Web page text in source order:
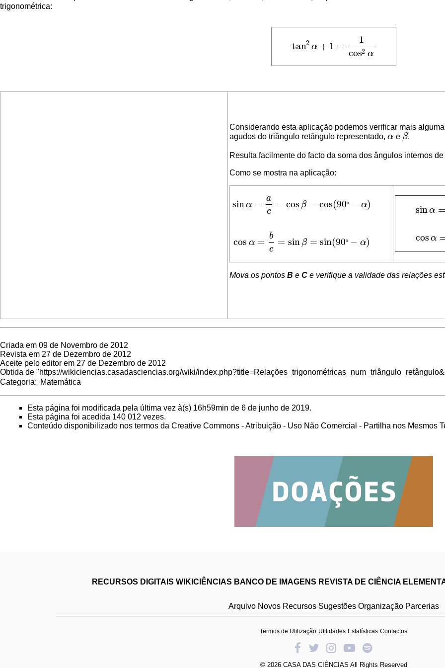
trigonométrica:
tan2 α + 1 =
1
cos2 α
tan2 α+ 1=1cos2α
Considerando esta aplicação podemos verificar mais
agudos dotriângulo retângulo representado,α
α e β
β.
Resulta facilmente do facto da soma dosângulos internos de
Como se mostra na aplicação:
sinα =
a
c
= cos β = cos(90º − α)
sin α= ac=cosβ= cos(90º− α)
cos α =
b
c
= sin β = sin(90º − α)
cosα= bc= sinβ=sin(90º− α)
sinα =
sinα
cos α
cos
Mova os pontosB eC e verifique a validade das relações
Criada em 09 de Novembro de 2012
Revista em 27 de Dezembro de 2012
Aceite pelo editor em 27 de Dezembro de 2012
Obtida de "https://wikiciencias.casadasciencias.org/wiki/
Categoria: Matemática
Esta página foi modificada pela última vez à(s) 16h59min de 6 de junho de 2019.
Esta página foi acedida 140 012 vezes.
Conteúdo disponibilizado nos termos da Creative Commons - Atribuição - Uso Não Comercial - Partilha nos Mesmos
RECURSOS DIGITAIS WIKICIÊNCIAS BANCO DE IMAGENS REVISTA DE CIÊNCIA
Arquivo Novos Recursos Sugestões Organização Parcerias
Termos de Utilização Utilidades Estatísticas Contactos
© 2026 CASA DAS CIÊNCIAS All Rights Reserved